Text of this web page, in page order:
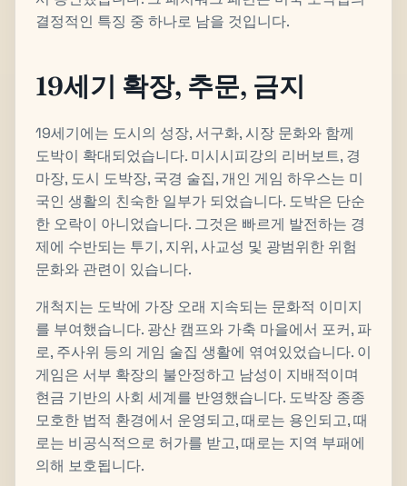
결정적인 특징 중 하나로 남을 것입니다.
19세기 확장, 추문, 금지
19세기에는 도시의 성장, 서구화, 시장 문화와 함께
도박이 확대되었습니다. 미시시피강의 리버보트, 경
마장, 도시 도박장, 국경 술집, 개인 게임 하우스는 미
국인 생활의 친숙한 일부가 되었습니다. 도박은 단순
한 오락이 아니었습니다. 그것은 빠르게 발전하는 경
제에 수반되는 투기, 지위, 사교성 및 광범위한 위험
문화와 관련이 있습니다.
개척지는 도박에 가장 오래 지속되는 문화적 이미지
를 부여했습니다. 광산 캠프와 가축 마을에서 포커, 파
로, 주사위 등의 게임 술집 생활에 엮여있었습니다. 이
게임은 서부 확장의 불안정하고 남성이 지배적이며
현금 기반의 사회 세계를 반영했습니다. 도박장 종종
모호한 법적 환경에서 운영되고, 때로는 용인되고, 때
로는 비공식적으로 허가를 받고, 때로는 지역 부패에
의해 보호됩니다.